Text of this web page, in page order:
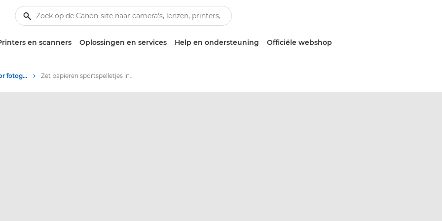
en scanners Oplossingen en services Help en ondersteuning Officiële webshop
Tips en technieken voor fotografie en printen Zet papieren sportspelletjes in elkaar